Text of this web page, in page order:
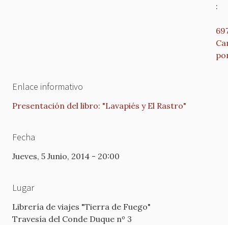
:
Enlace informativo
Presentación del libro: "Lavapiés y El Rastro"
Fecha
Jueves, 5 Junio, 2014 - 20:00
Lugar
Librería de viajes "Tierra de Fuego"
Travesía del Conde Duque nº 3